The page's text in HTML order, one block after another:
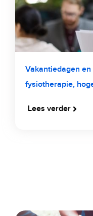
Vakantiedagen
fysiotherapie,
Lees verder